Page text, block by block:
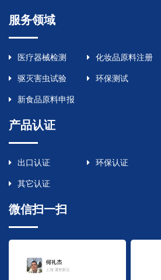
服务领域
医疗器械检测 化妆品原料注册
驱灭害虫试验 环保测试
新食品原料申报
产品认证
出口认证 环保认证
其它认证
微信扫一扫